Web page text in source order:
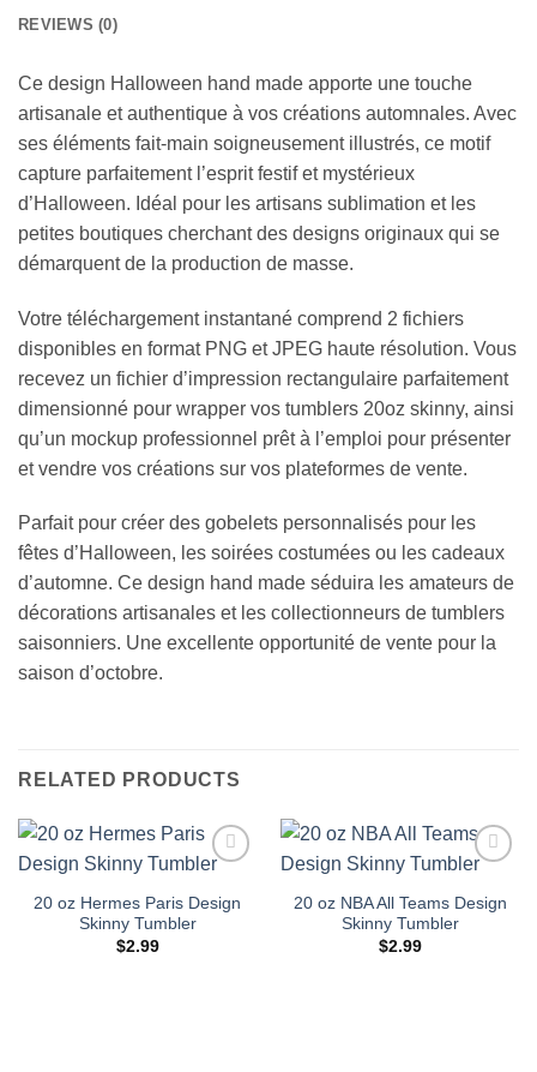
REVIEWS (0)
Ce design Halloween hand made apporte une touche
artisanale et authentique à vos créations automnales. Avec
ses éléments fait-main soigneusement illustrés, ce motif
capture parfaitement l’esprit festif et mystérieux
d’Halloween. Idéal pour les artisans sublimation et les
petites boutiques cherchant des designs originaux qui se
démarquent de la production de masse.
Votre téléchargement instantané comprend 2 fichiers
disponibles en format PNG et JPEG haute résolution. Vous
recevez un fichier d’impression rectangulaire parfaitement
dimensionné pour wrapper vos tumblers 20oz skinny, ainsi
qu’un mockup professionnel prêt à l’emploi pour présenter
et vendre vos créations sur vos plateformes de vente.
Parfait pour créer des gobelets personnalisés pour les
fêtes d’Halloween, les soirées costumées ou les cadeaux
d’automne. Ce design hand made séduira les amateurs de
décorations artisanales et les collectionneurs de tumblers
saisonniers. Une excellente opportunité de vente pour la
saison d’octobre.
RELATED PRODUCTS
wishlist
20 oz Hermes Paris Design
Skinny Tumbler
$2.99
wishlist
20 oz NBA All Teams Design
Skinny Tumbler
$2.99